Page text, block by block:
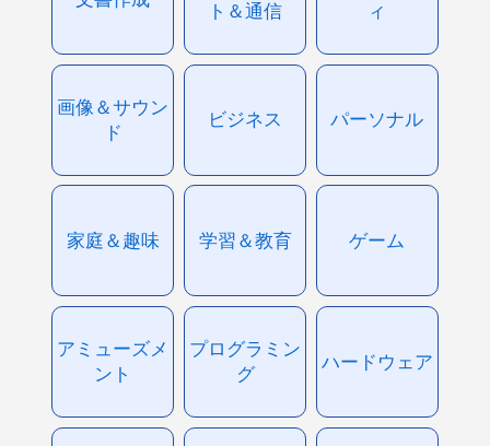
ト＆通信
ィ
画像＆サウン
ド
ビジネス パーソナル
家庭＆趣味 学習＆教育 ゲーム
アミューズメ
ント
プログラミン
グ
ハードウェア